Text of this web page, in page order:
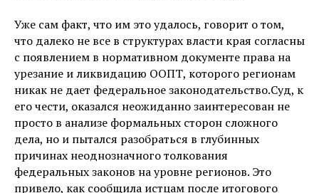
Уже сам факт, что им это удалось, говорит о том,
что далеко не все в структурах власти края согласны
с появлением в нормативном документе права на
урезание и ликвидацию ООПТ, которого регионам
никак не дает федеральное законодательство.Суд, к
его чести, оказался неожиданно заинтересован не
просто в анализе формальных сторон сложного
дела, но и пытался разобраться в глубинных
причинах неоднозначного толкования
федеральных законов на уровне регионов. Это
привело, как сообщила истцам после итогового